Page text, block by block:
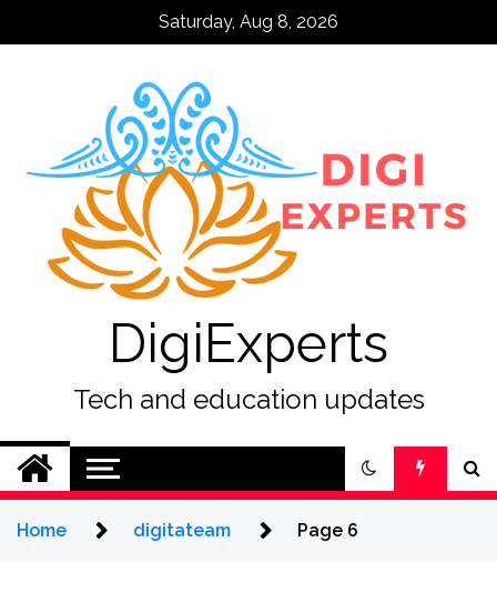
Saturday, Aug 8, 2026
DigiExperts
Tech and education updates
Home digitateam Page 6